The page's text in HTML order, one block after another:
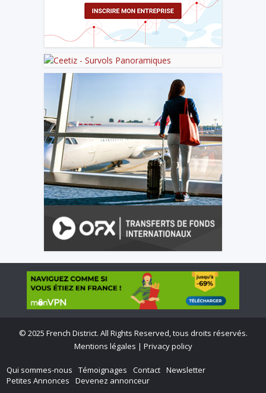
© 2025 French District. All Rights Reserved, tous droits réservés.
Mentions légales | Privacy policy
Qui sommes-nous Témoignages Contact Newsletter
Petites Annonces
Devenez annonceur